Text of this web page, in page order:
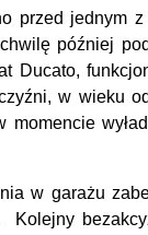
przed jednym
później
Ducato,
w wieku
momencie
w garażu
Kolejny